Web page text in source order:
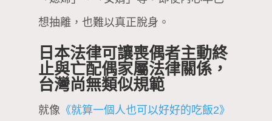
想抽離，也難以真正脫身。
日本法律可讓喪偶者主動終
止與亡配偶家屬法律關係，
台灣尚無類似規範
就像 《就算一個人也可以好好的吃飯2》